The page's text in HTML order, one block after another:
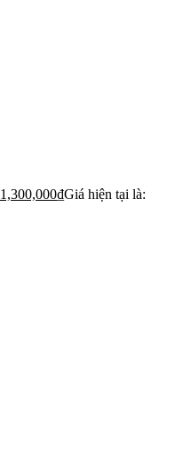
1,300,000₫Giá hiện tại là: